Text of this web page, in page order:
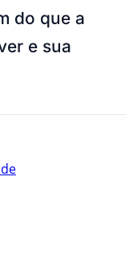
do que a
e sua